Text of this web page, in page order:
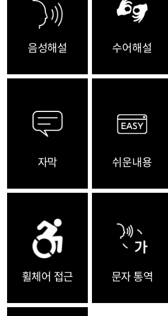
음성해설 수어해설
자막 쉬운내용
휠체어 접근 문자 통역